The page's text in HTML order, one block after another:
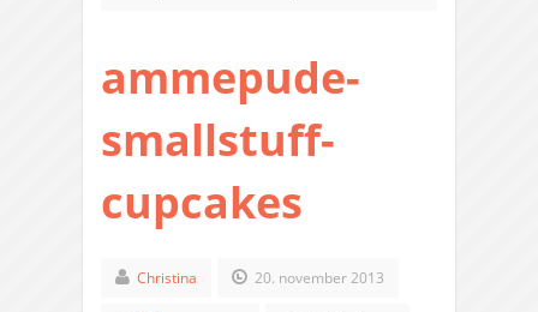
ammepude-
smallstuff-
cupcakes
Christina 20. november 2013